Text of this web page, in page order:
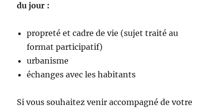
du jour :
propreté et cadre de vie (sujet traité au
format participatif)
urbanisme
échanges avec les habitants
Si vous souhaitez venir accompagné de votre